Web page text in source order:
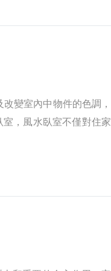
變室內中物件的色調，
，風水臥室不僅對住家